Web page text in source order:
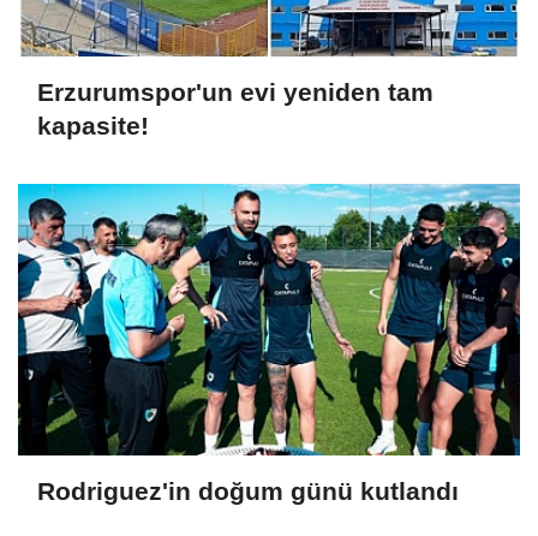
Erzurumspor'un evi yeniden tam
kapasite!
Rodriguez'in doğum günü kutlandı